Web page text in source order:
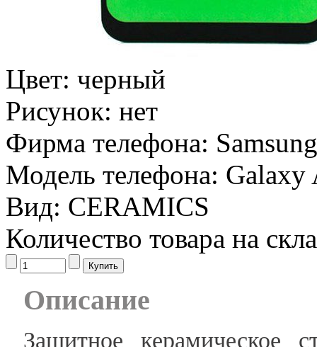
Цвет: черный
Рисунок: нет
Фирма телефона: Samsung
Модель телефона: Galaxy
Вид: CERAMICS
Количество товара на
Описание
Защитное керамическое